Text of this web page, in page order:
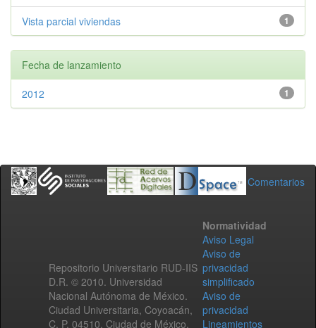
1
Vista parcial viviendas
Fecha de lanzamiento
1
2012
Comentarios
Repositorio Universitario RUD-IIS
D.R. © 2010. Universidad
Nacional Autónoma de México.
Ciudad Universitaria, Coyoacán,
C. P. 04510, Ciudad de México,
Normatividad
Aviso Legal
Aviso de
privacidad
simplificado
Aviso de
privacidad
Lineamientos